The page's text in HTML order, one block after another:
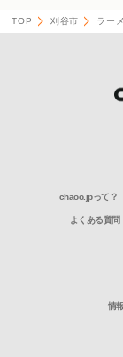
TOP 刈谷市 ラー
chaoo.jpって？
よくある質問
情